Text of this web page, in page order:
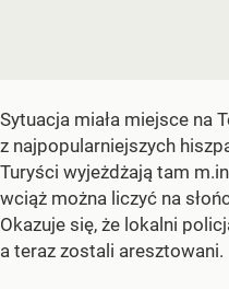
Sytuacja miała miejsce na
z najpopularniejszych
Turyści wyjeżdżają tam
wciąż można liczyć na
Okazuje się, że lokalni
a teraz zostali aresztowani.